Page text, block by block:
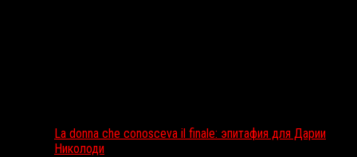
La donna che conosceva il finale: эпитафия для Дарии
Николоди